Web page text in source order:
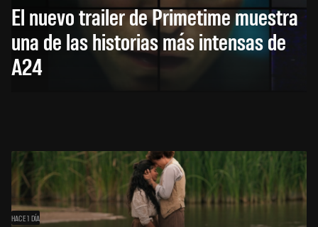
El nuevo trailer de Primetime muestra
una de las historias más intensas de
A24
HACE 1 DÍA